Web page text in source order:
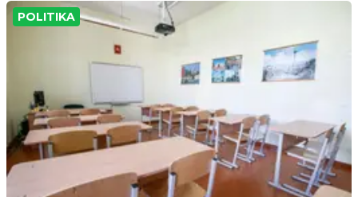
POLITIKA